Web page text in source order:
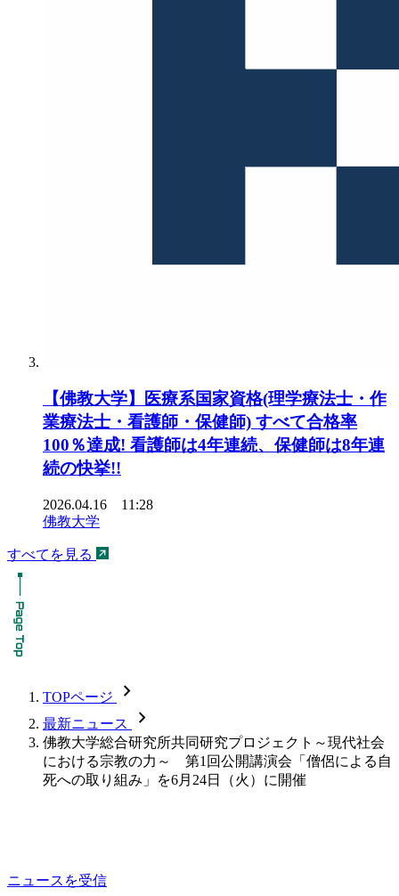
【佛教大学】医療系国家資格(理学療法士・作
業療法士・看護師・保健師) すべて合格率
100％達成! 看護師は4年連続、保健師は8年連
続の快挙!!
2026.04.16 11:28
佛教大学
すべてを見る
TOPページ chevron_forward
最新ニュース chevron_forward
佛教大学総合研究所共同研究プロジェクト～現代社会
における宗教の力～ 第1回公開講演会「僧侶による自
死への取り組み」を6月24日（火）に開催
ニュースを受信